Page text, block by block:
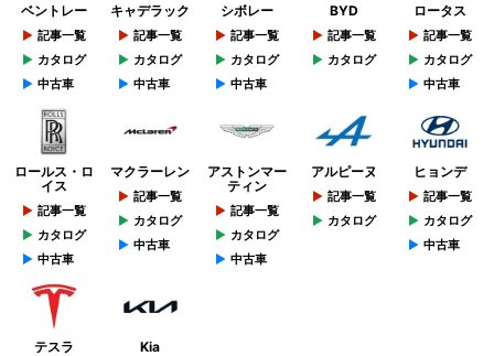
ベントレー
記事一覧
カタログ
中古車
キャデラック
記事一覧
カタログ
中古車
シボレー
記事一覧
カタログ
中古車
BYD
記事一覧
カタログ
ロータス
記事一覧
カタログ
中古車
ロールス・ロ
イス
記事一覧
カタログ
中古車
マクラーレン
記事一覧
カタログ
中古車
アストンマー
ティン
記事一覧
カタログ
中古車
アルピーヌ
記事一覧
カタログ
ヒョンデ
記事一覧
カタログ
中古車
テスラ Kia